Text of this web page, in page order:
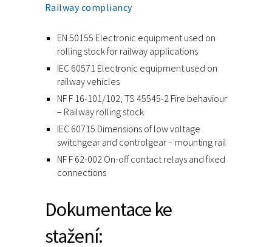
Railway compliancy
EN 50155 Electronic equipment used on
rolling stock for railway applications
IEC 60571 Electronic equipment used on
railway vehicles
NF F 16-101/102, TS 45545-2 Fire behaviour
– Railway rolling stock
IEC 60715 Dimensions of low voltage
switchgear and controlgear – mounting rail
NF F 62-002 On-off contact relays and fixed
connections
Dokumentace ke
stažení: